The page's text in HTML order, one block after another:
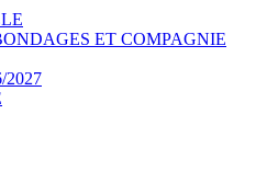
ET COMPAGNIE
2027